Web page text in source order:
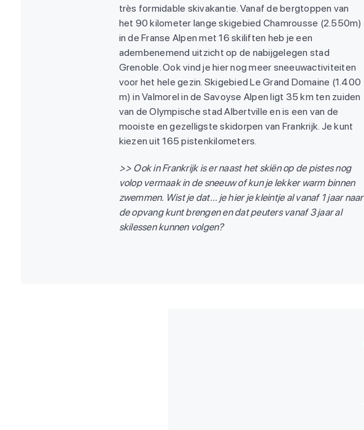
très formidable skivakantie. Vanaf de bergtoppen van
het 90 kilometer lange skigebied Chamrousse (2.550m)
in de Franse Alpen met 16 skiliften heb je een
adembenemend uitzicht op de nabijgelegen stad
Grenoble. Ook vind je hier nog meer sneeuwactiviteiten
voor het hele gezin. Skigebied Le Grand Domaine (1.400
m) in Valmorel in de Savoyse Alpen ligt 35 km ten zuiden
van de Olympische stad Albertville en is een van de
mooiste en gezelligste skidorpen van Frankrijk. Je kunt
kiezen uit 165 pistenkilometers.
>> Ook in Frankrijk is er naast het skiën op de pistes nog
volop vermaak in de sneeuw of kun je lekker warm binnen
zwemmen. Wist je dat... je hier je kleintje al vanaf 1 jaar naar
de opvang kunt brengen en dat peuters vanaf 3 jaar al
skilessen kunnen volgen?